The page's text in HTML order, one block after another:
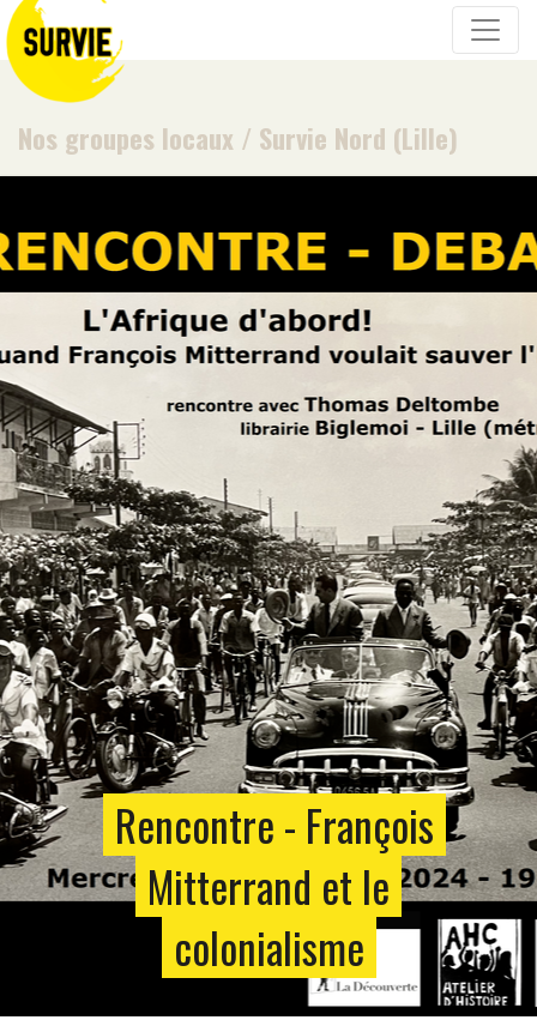
Nos groupes locaux / Survie Nord (Lille)
Rencontre - François
Mitterrand et le
colonialisme